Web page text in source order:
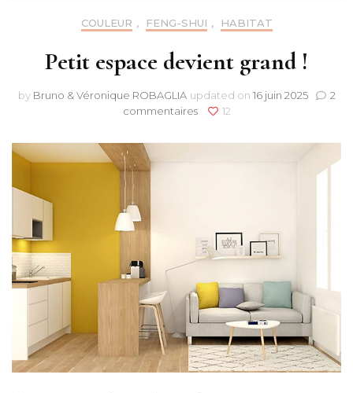
COULEUR , FENG-SHUI , HABITAT
Petit espace devient grand !
by Bruno & Véronique ROBAGLIA updated on 16 juin 2025
2
commentaires sur
espace
12